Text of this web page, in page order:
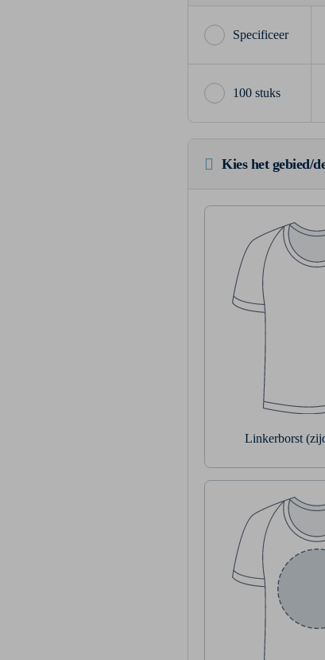
100 stuks
Kies het gebied/
Linkerborst